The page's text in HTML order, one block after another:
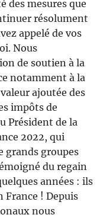
des mesures que
résolument
appelé de vos
Nous
de soutien à la
notamment à la
ajoutée des
impôts de
Président de la
2022, qui
grands groupes
du regain
années : ils
France ! Depuis
nous